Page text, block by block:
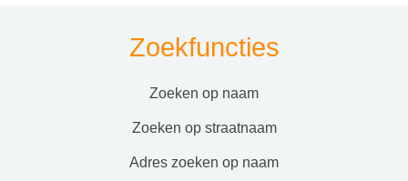
Zoekfuncties
zoeken op naam
zoeken op straatnaam
adres zoeken op naam